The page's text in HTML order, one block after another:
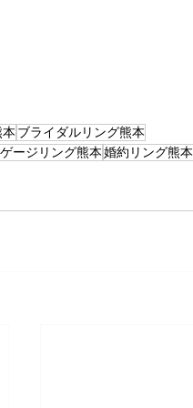
ブライダルリング熊本
ージリング熊本婚約リング熊本